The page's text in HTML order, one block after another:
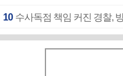
10 수사독점 책임 커진 경찰,